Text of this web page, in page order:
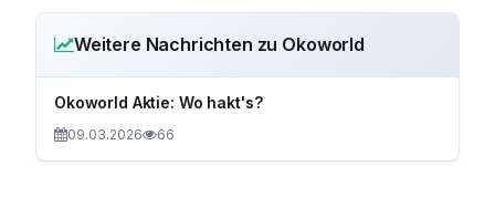
Weitere Nachrichten zu Okoworld
Okoworld Aktie: Wo hakt's?
09.03.2026 66